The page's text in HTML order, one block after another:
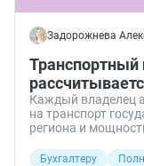
Задорожнева
Транспортный
Каждый владелец
на транспорт
региона и
учитывать ряд
Бухгалтеру